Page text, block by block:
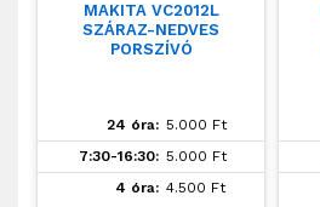
MAKITA VC2012L
SZÁRAZ-NEDVES
PORSZÍVÓ
24 óra: 5.000 Ft
7:30-16:30: 5.000 Ft
4 óra: 4.500 Ft